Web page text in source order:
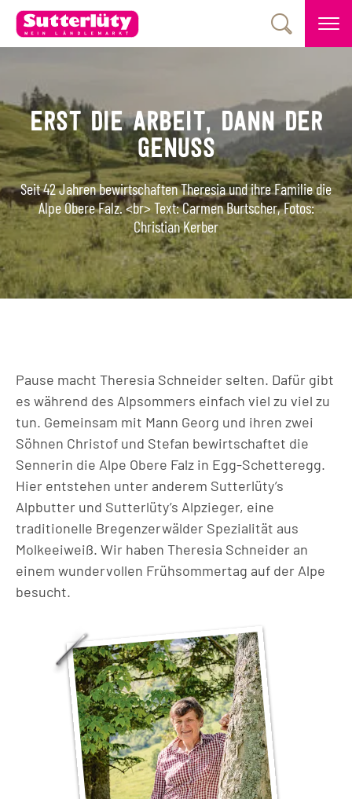
ERST DIE ARBEIT, DANN DER
GENUSS
Seit 42 Jahren bewirtschaften Theresia und ihre Familie die
Alpe Obere Falz. <br> Text: Carmen Burtscher, Fotos:
Christian Kerber
Pause macht Theresia Schneider selten. Dafür gibt
es während des Alpsommers einfach viel zu viel zu
tun. Gemeinsam mit Mann Georg und ihren zwei
Söhnen Christof und Stefan bewirtschaftet die
Sennerin die Alpe Obere Falz in Egg-Schetteregg.
Hier entstehen unter anderem Sutterlüty’s
Alpbutter und Sutterlüty’s Alpzieger, eine
traditionelle Bregenzerwälder Spezialität aus
Molkeeiweiß. Wir haben Theresia Schneider an
einem wundervollen Frühsommertag auf der Alpe
besucht.